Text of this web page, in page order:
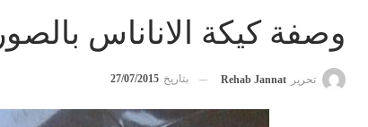
وصفة كيكة الاناناس بالصور
تحرير Rehab Jannat بتاريخ 27/07/2015